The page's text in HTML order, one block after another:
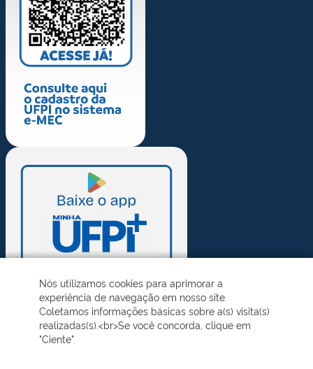
Nós utilizamos cookies para aprimorar a
experiência de navegação em nosso site.
Coletamos informações básicas sobre a(s) visita(s)
realizadas(s).<br>Se você concorda, clique em
"Ciente".